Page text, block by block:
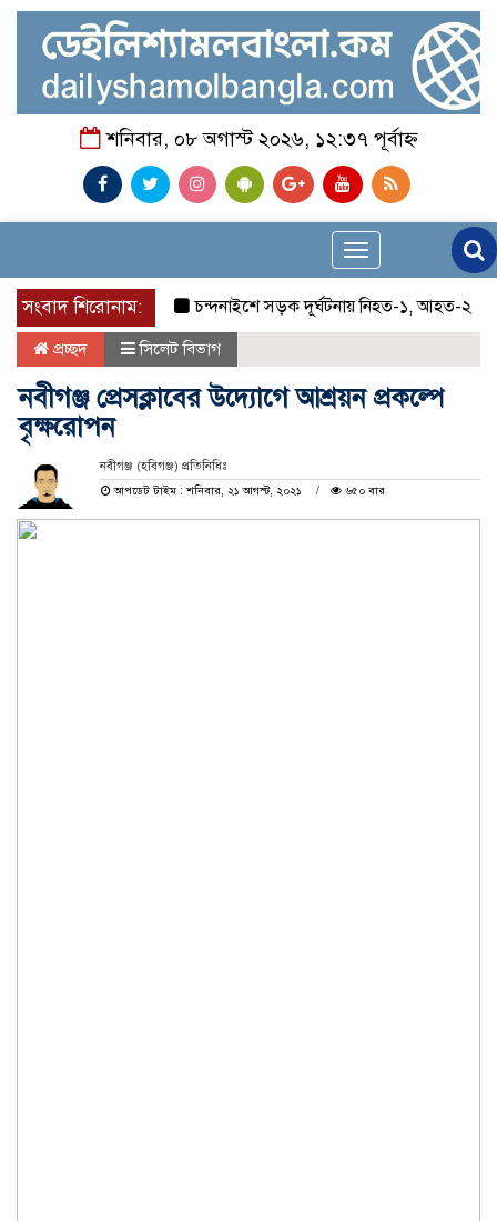
শনিবার, ০৮ অগাস্ট ২০২৬, ১২:৩৭ পূর্বাহ্ন
Toggle
navigation
সংবাদ শিরোনাম:
চন্দনাইশে সড়ক দূর্ঘটনায় নিহত-১, আহত-২
প্রচ্ছদ সিলেট বিভাগ
নবীগঞ্জ প্রেসক্লাবের উদ্যোগে আশ্রয়ন প্রকল্পে
বৃক্ষরোপন
নবীগঞ্জ (হবিগঞ্জ) প্রতিনিধিঃ
আপডেট টাইম : শনিবার, ২১ আগস্ট, ২০২১
৬৫০ বার